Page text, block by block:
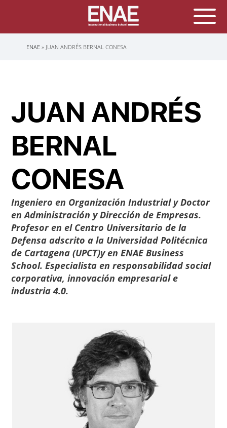
Sobrescribir
ENAE JUAN ANDRÉS BERNAL CONESA
JUAN ANDRÉS
BERNAL
CONESA
Ingeniero en Organización Industrial y Doctor
en Administración y Dirección de Empresas.
Profesor en el Centro Universitario de la
Defensa adscrito a la Universidad Politécnica
de Cartagena (UPCT)y en ENAE Business
School. Especialista en responsabilidad social
corporativa, innovación empresarial e
industria 4.0.